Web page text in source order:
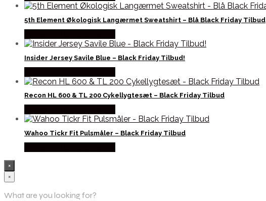
5th Element Økologisk Langærmet Sweatshirt – Blå Black Friday Tilbud
Insider Jersey Savile Blue – Black Friday Tilbud!
Recon HL 600 & TL 200 Cykellygtesæt – Black Friday Tilbud
Wahoo Tickr Fit Pulsmåler – Black Friday Tilbud
×
×
What are you looking for?